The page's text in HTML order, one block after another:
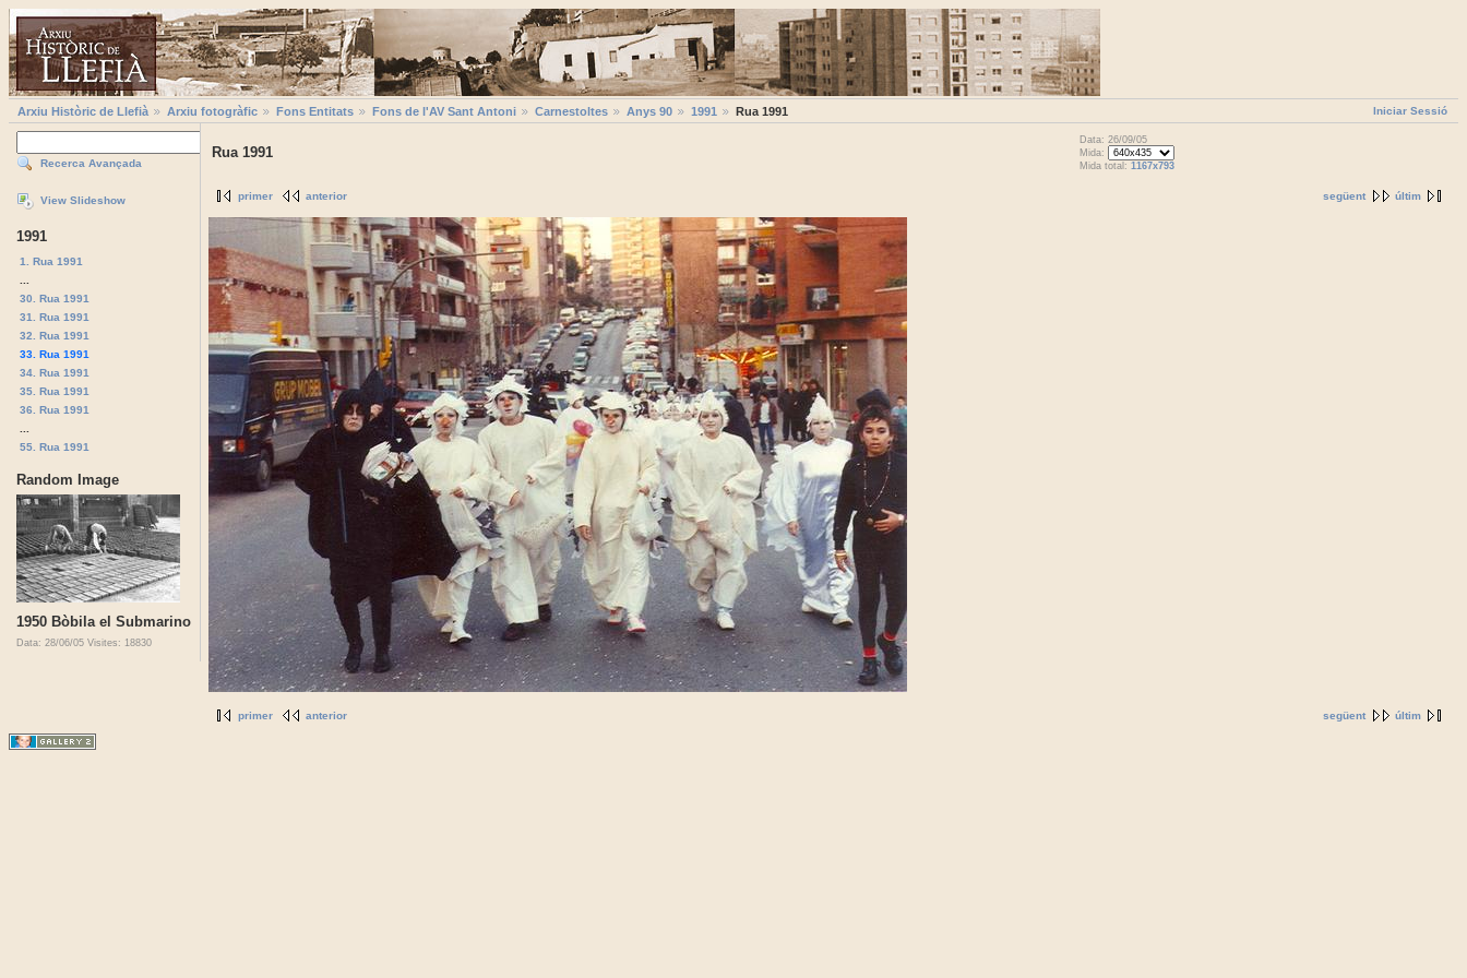
Iniciar Sessió
Arxiu Històric de Llefià Arxiu fotogràfic Fons Entitats Fons de l'AV Sant Antoni Carnestoltes Anys 90 1991 Rua 1991
Recerca Avançada
View Slideshow
1991
1. Rua 1991
30. Rua 1991
31. Rua 1991
32. Rua 1991
33. Rua 1991
34. Rua 1991
35. Rua 1991
36. Rua 1991
55. Rua 1991
Random Image
1950 Bòbila el Submarino
Data: 28/06/05 Visites: 18830
Rua 1991
Data: 26/09/05
Mida:
Mida total: 1167x793
següent últim
primer anterior
següent últim
primer anterior